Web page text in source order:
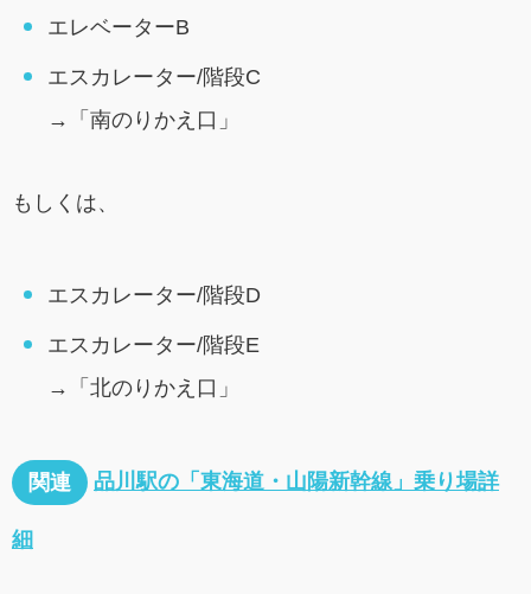
エレベーターB
エスカレーター/階段C
→「南のりかえ口」
もしくは、
エスカレーター/階段D
エスカレーター/階段E
→「北のりかえ口」
関連 品川駅の「東海道・山陽新幹線」乗り場詳
細